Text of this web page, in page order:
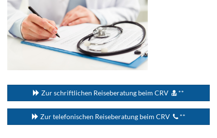
Zur schriftlichen Reiseberatung beim CRV **
Zur telefonischen Reiseberatung beim CRV **